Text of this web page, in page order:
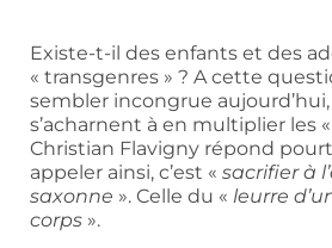
Existe-t-il des enfants et des
« transgenres » ? A cette
sembler incongrue
s’acharnent à en multiplier les
Christian Flavigny répond
appeler ainsi, c’est « sacrifier à
saxonne ». Celle du « leurre
corps ».